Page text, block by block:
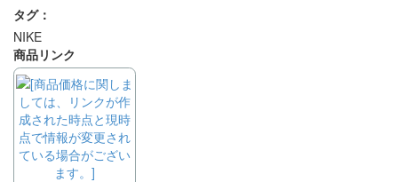
タグ：
NIKE
商品リンク